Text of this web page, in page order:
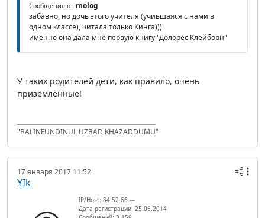
Сообщение от molog
забавно, но дочь этого учителя (учившаяся с нами в
одном классе), читала только Кинга)))
именно она дала мне первую книгу "Долорес Клейборн"
У таких родителей дети, как правило, очень
приземлённые!
"BALINFUNDINUL UZBAD KHAZADDUMU"
17 января 2017 11:52
YIk
IP/Host: 84.52.66.---
Дата регистрации: 25.06.2014